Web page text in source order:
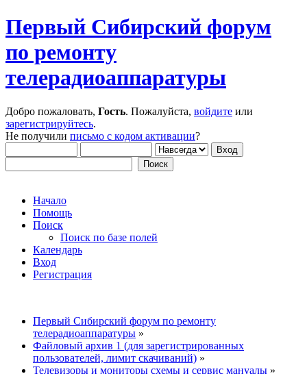
Первый Сибирский форум
по ремонту
телерадиоаппаратуры
Добро пожаловать, Гость. Пожалуйста, войдите или
зарегистрируйтесь.
Не получили письмо с кодом активации?
Начало
Помощь
Поиск
Поиск по базе полей
Календарь
Вход
Регистрация
Первый Сибирский форум по ремонту
телерадиоаппаратуры »
Файловый архив 1 (для зарегистрированных
пользователей, лимит скачиваний) »
Телевизоры и мониторы схемы и сервис мануалы »